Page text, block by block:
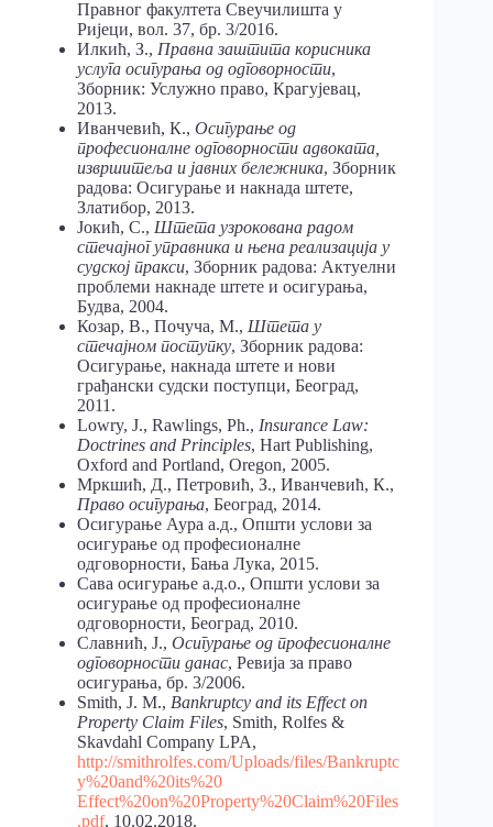
Правног факултета Свеучилишта у
Ријеци, вол. 37, бр. 3/2016.
Илкић, З., Правна заштита корисника
услуга осигурања од одговорности,
Зборник: Услужно право, Крагујевац,
2013.
Иванчевић, К., Осигурање од
професионалне одговорности адвоката,
извршитеља и јавних бележника, Зборник
радова: Осигурање и накнада штете,
Златибор, 2013.
Јокић, С., Штета узрокована радом
стечајног управника и њена реализација у
судској пракси, Зборник радова: Актуелни
проблеми накнаде штете и осигурања,
Будва, 2004.
Козар, В., Почуча, М., Штета у
стечајном поступку, Зборник радова:
Осигурање, накнада штете и нови
грађански судски поступци, Београд,
2011.
Lowry, J., Rawlings, Ph., Insurance Law:
Doctrines and Principles, Hart Publishing,
Oxford and Portland, Oregon, 2005.
Мркшић, Д., Петровић, З., Иванчевић, К.,
Право осигурања, Београд, 2014.
Осигурање Аура а.д., Општи услови за
осигурање од професионалне
одговорности, Бања Лука, 2015.
Сава осигурање а.д.о., Општи услови за
осигурање од професионалне
одговорности, Београд, 2010.
Славнић, Ј., Осигурање од професионалне
одговорности данас, Ревија за право
осигурања, бр. 3/2006.
Smith, J. M., Bankruptcy and its Effect on
Property Claim Files, Smith, Rolfes &
Skavdahl Company LPA,
http://smithrolfes.com/Uploads/files/Bankruptc
y%20and%20its%20
Effect%20on%20Property%20Claim%20Files
.pdf, 10.02.2018.